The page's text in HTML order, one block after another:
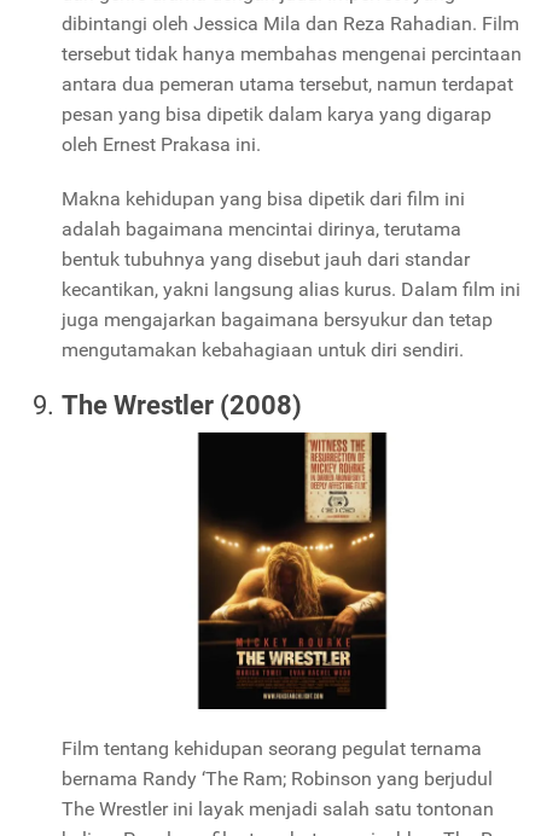
dibintangi oleh Jessica Mila dan Reza Rahadian. Film
tersebut tidak hanya membahas mengenai percintaan
antara dua pemeran utama tersebut, namun terdapat
pesan yang bisa dipetik dalam karya yang digarap
oleh Ernest Prakasa ini.
Makna kehidupan yang bisa dipetik dari film ini
adalah bagaimana mencintai dirinya, terutama
bentuk tubuhnya yang disebut jauh dari standar
kecantikan, yakni langsung alias kurus. Dalam film ini
juga mengajarkan bagaimana bersyukur dan tetap
mengutamakan kebahagiaan untuk diri sendiri.
The Wrestler (2008)
Film tentang kehidupan seorang pegulat ternama
bernama Randy ‘The Ram; Robinson yang berjudul
The Wrestler ini layak menjadi salah satu tontonan